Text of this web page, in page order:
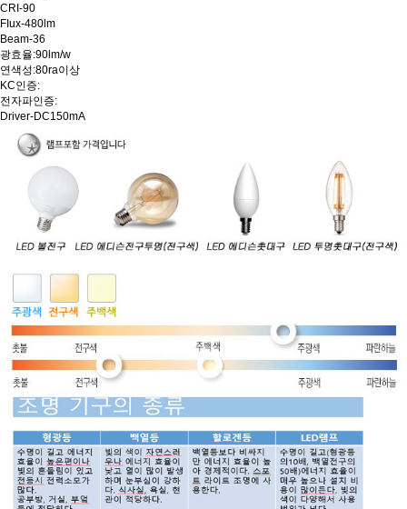
CRI-90
FIux-480lm
Beam-36
광효율:90lm/w
연색성:80ra이상
KC인증:
전자파인증:
Driver-DC150mA